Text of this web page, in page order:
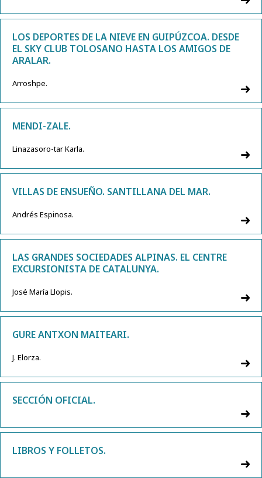
LOS DEPORTES DE LA NIEVE EN GUIPÚZCOA. DESDE
EL SKY CLUB TOLOSANO HASTA LOS AMIGOS DE
ARALAR.
Arroshpe.
MENDI-ZALE.
Linazasoro-tar Karla.
VILLAS DE ENSUEÑO. SANTILLANA DEL MAR.
Andrés Espinosa.
LAS GRANDES SOCIEDADES ALPINAS. EL CENTRE
EXCURSIONISTA DE CATALUNYA.
José María Llopis.
GURE ANTXON MAITEARI.
J. Elorza.
SECCIÓN OFICIAL.
LIBROS Y FOLLETOS.